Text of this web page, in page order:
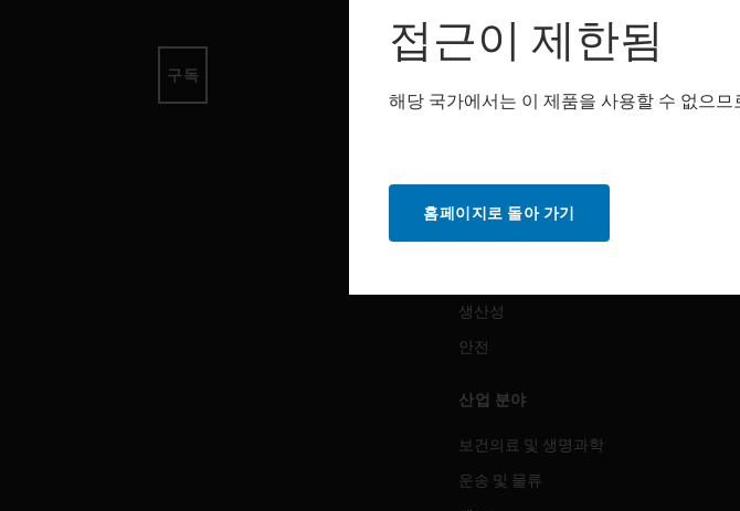
구독
소프트웨어
자동화
생산성
안전
산업 분야
보건의료 및 생명과학
운송 및 물류
접근이 제한됨
해당 국가에서는 이 제품을 사용할 수 없으
홈페이지로 돌아 가기